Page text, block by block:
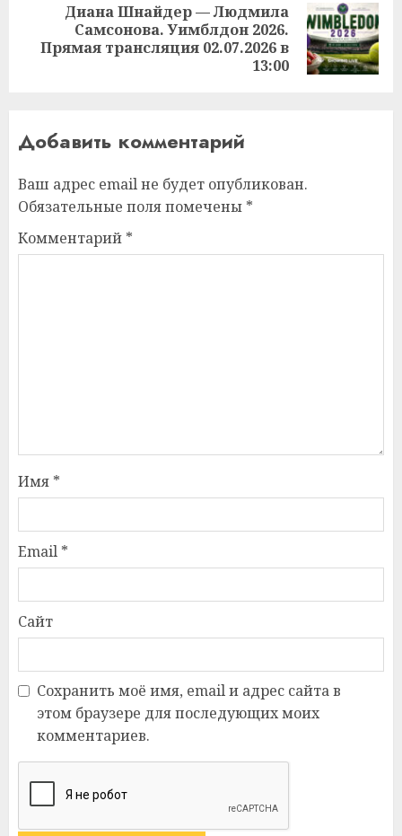
Следующая
запись:
Диана Шнайдер — Людмила
Самсонова. Уимблдон 2026.
Прямая трансляция 02.07.2026 в
13:00
Добавить комментарий
Ваш адрес email не будет опубликован.
Обязательные поля помечены *
Комментарий *
Имя *
Email *
Сайт
Сохранить моё имя, email и адрес сайта в
этом браузере для последующих моих
комментариев.